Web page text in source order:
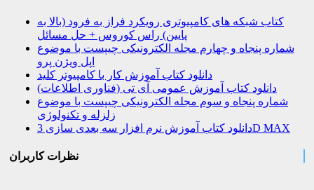
کتاب شبکه های کامپیوتری رویکرد فراز به فرود (بالا به
پایین) راس کوروس + حل مسائل
شماره پنجاه و چهارم مجله الکترونیکی چیپست با موضوع
اپل ویژن پرو
دانلود کتاب آموزش کار با کامپیوتر کلید
دانلود کتاب آموزش عمومی آی تی (فناوری اطلاعات)
شماره پنجاه و سوم مجله الکترونیکی چیپست با موضوع
زلزله و تکنولوژی
دانلود کتاب آموزش نرم افزار سه بعدی سازی 3D MAX
نظرات کاربران